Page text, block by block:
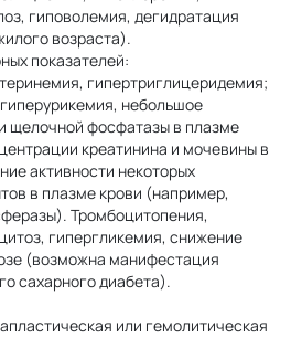
гиповолемия, дегидратация
возраста).
показателей:
гипертриглицеридемия;
небольшое
щелочной фосфатазы в плазме
креатинина и мочевины в
активности некоторых
в плазме крови (например,
Тромбоцитопения,
гипергликемия, снижение
(возможна манифестация
сахарного диабета).
или гемолитическая